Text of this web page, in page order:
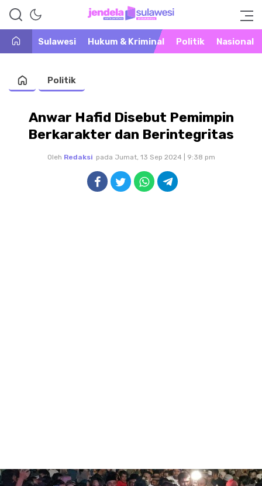
Jendela Sulawesi
Warta Peristiwa di Khatulistiwa
Sulawesi
Hukum & Kriminal Politik Nasional
Politik
Anwar Hafid Disebut Pemimpin
Berkarakter dan Berintegritas
Oleh Redaksi pada Jumat, 13 Sep 2024 | 9:38 pm